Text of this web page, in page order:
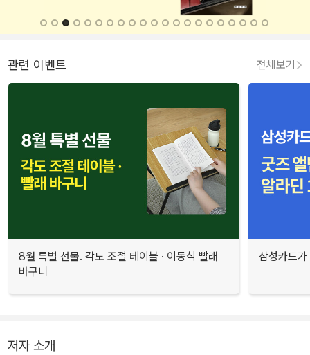
관련 이벤트 전체보기
8월 특별 선물. 각도 조절 테이블 · 이동식 빨래
바구니
삼성카드
저자 소개